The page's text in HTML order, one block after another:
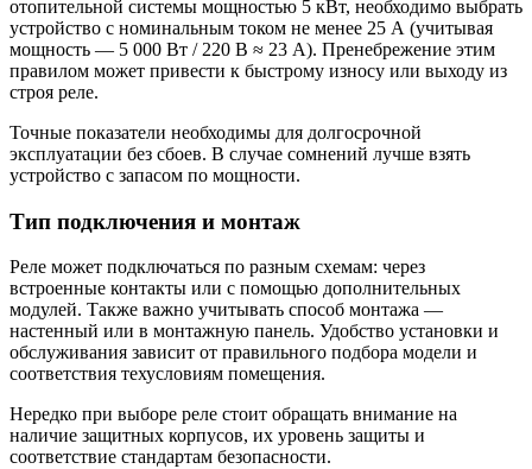
отопительной системы мощностью 5 кВт, необходимо выбрать
устройство с номинальным током не менее 25 А (учитывая
мощность — 5 000 Вт / 220 В ≈ 23 А). Пренебрежение этим
правилом может привести к быстрому износу или выходу из
строя реле.
Точные показатели необходимы для долгосрочной
эксплуатации без сбоев. В случае сомнений лучше взять
устройство с запасом по мощности.
Тип подключения и монтаж
Реле может подключаться по разным схемам: через
встроенные контакты или с помощью дополнительных
модулей. Также важно учитывать способ монтажа —
настенный или в монтажную панель. Удобство установки и
обслуживания зависит от правильного подбора модели и
соответствия техусловиям помещения.
Нередко при выборе реле стоит обращать внимание на
наличие защитных корпусов, их уровень защиты и
соответствие стандартам безопасности.